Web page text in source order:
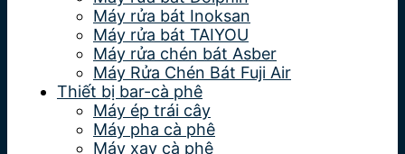
Máy rửa bát Inoksan
Máy rửa bát TAIYOU
Máy rửa chén bát Asber
Máy Rửa Chén Bát Fuji Air
Thiết bị bar-cà phê
Máy ép trái cây
Máy pha cà phê
Máy xay cà phê